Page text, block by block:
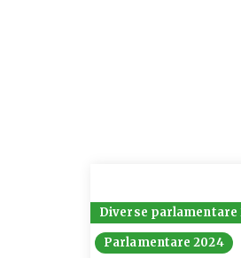
Diverse parlamentare
Parlamentare 2024